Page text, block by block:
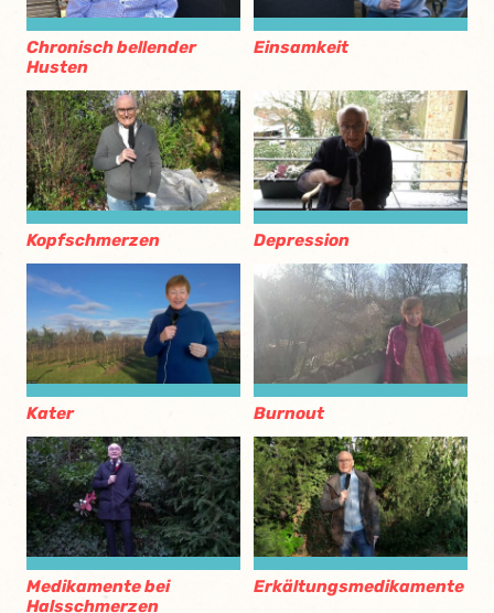
Chronisch bellender
Husten
Einsamkeit
Kopfschmerzen Depression
Kater Burnout
Medikamente bei
Halsschmerzen
Erkältungsmedikamente